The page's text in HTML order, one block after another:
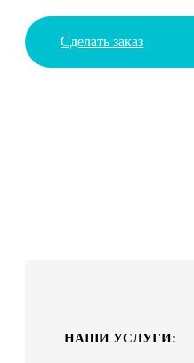
Сделать заказ
НАШИ УСЛУГИ: